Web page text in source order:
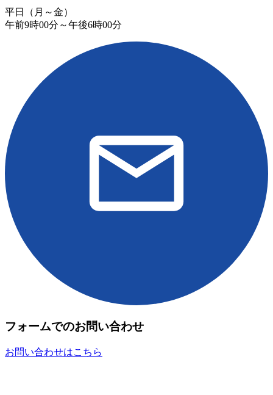
平日（月～金）
午前9時00分～午後6時00分
フォームでのお問い合わせ
お問い合わせはこちら